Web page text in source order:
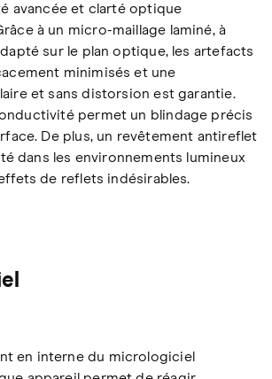
avancée et clarté optique
à un micro-maillage laminé, à
sur le plan optique, les artefacts
minimisés et une
et sans distorsion est garantie.
permet un blindage précis
De plus, un revêtement antireflet
dans les environnements lumineux
de reflets indésirables.
en interne du micrologiciel